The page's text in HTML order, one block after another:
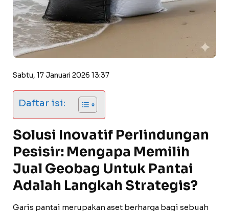
Sabtu, 17 Januari 2026 13:37
Daftar isi:
Solusi Inovatif Perlindungan
Pesisir: Mengapa Memilih
Jual Geobag Untuk Pantai
Adalah Langkah Strategis?
Garis pantai merupakan aset berharga bagi sebuah